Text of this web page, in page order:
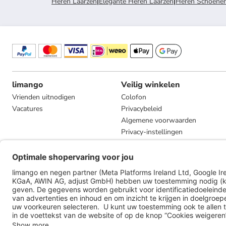
limango
Vrienden uitnodigen
Vacatures
Veilig winkelen
Colofon
Privacybeleid
Algemene voorwaarden
Privacy-instellingen
Compliance